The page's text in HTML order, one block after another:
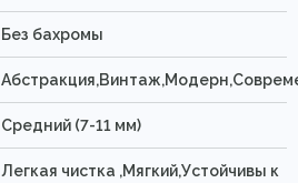
Без бахромы
Средний (7-11 мм)
Легкая чистка ,Мягкий,Устойчивы к